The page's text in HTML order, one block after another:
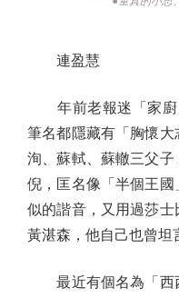
連盈慧
年前老報迷「家廚
筆名都隱藏有「胸懷
洵、蘇軾、蘇轍三父
倪，匡名像「半個王
似的諧音，又用過莎
黃湛森，他自己也曾坦
最近有個名為「西